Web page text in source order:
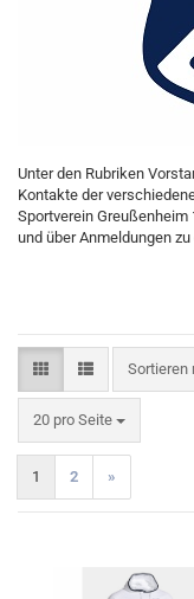
Unter den Rubriken
Kontakte der
Sportverein
und über Anmeldungen
Sortieren
Sortieren
20 pro Seite
pro Seite
1 2 »